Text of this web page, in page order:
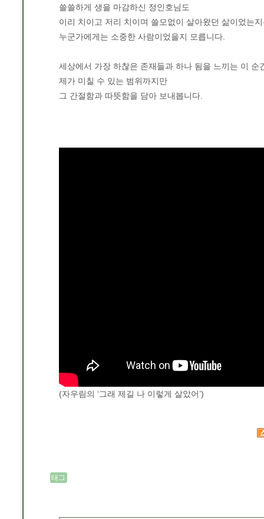
쓸쓸하게 생을 마감하신 정인호님도
이리 치이고 저리 치이며 쓸모없이 살아왔던 삶이었는
누군가에게는 소중한 사람이었을지 모릅니다.
세상에서 가장 하찮은 존재들과 하나 됨을 느끼는 이 순
제가 미칠 수 있는 범위까지만
그 간절함과 따뜻함을 담아 보내봅니다.
(자우림의 ‘그래 제길 나 이렇게 살았어’)
태그